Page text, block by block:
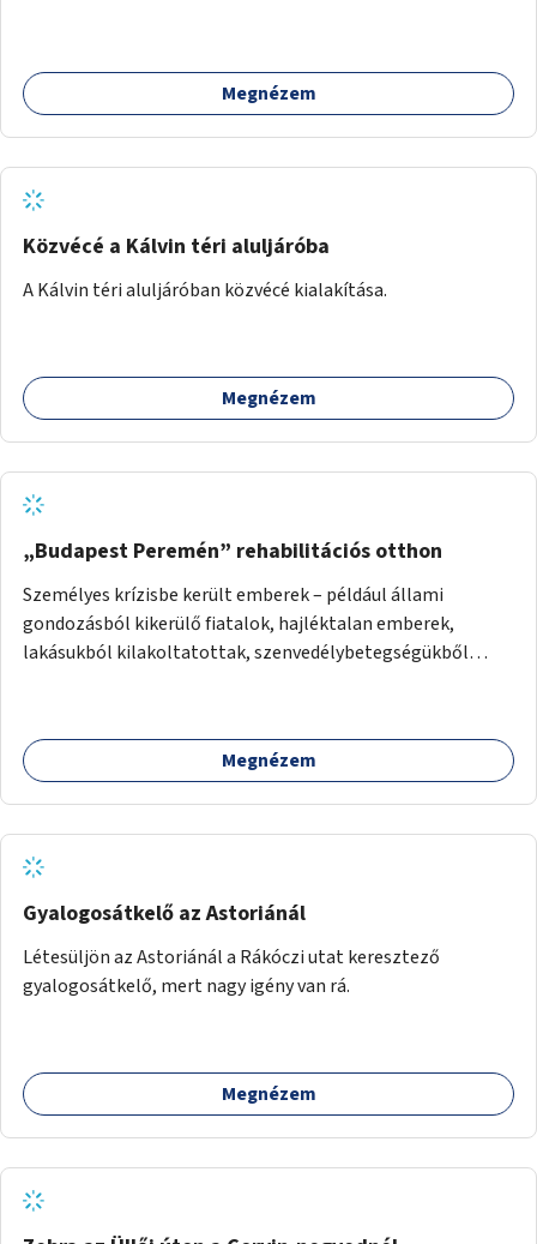
Megnézem
Közvécé a Kálvin téri aluljáróba
A Kálvin téri aluljáróban közvécé kialakítása.
Megnézem
„Budapest Peremén” rehabilitációs otthon
Személyes krízisbe került emberek – például állami
gondozásból kikerülő fiatalok, hajléktalan emberek,
lakásukból kilakoltatottak, szenvedélybetegségükből
civil/szakmai szervezeti háttérrel. A program a közvetlen
segítségen, biztonságnyújtáson kívül gazdálkodásba is
szemléletformálást is céljának tekinti.
Megnézem
Gyalogosátkelő az Astoriánál
Létesüljön az Astoriánál a Rákóczi utat keresztező
gyalogosátkelő, mert nagy igény van rá.
Megnézem